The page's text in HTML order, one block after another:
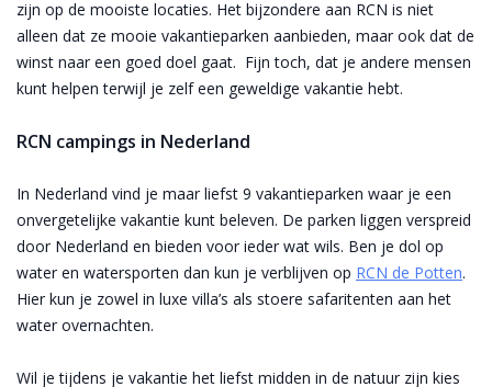
zijn op de mooiste locaties. Het bijzondere aan RCN is niet
alleen dat ze mooie vakantieparken aanbieden, maar ook dat de
winst naar een goed doel gaat. Fijn toch, dat je andere mensen
kunt helpen terwijl je zelf een geweldige vakantie hebt.
RCN campings in Nederland
In Nederland vind je maar liefst 9 vakantieparken waar je een
onvergetelijke vakantie kunt beleven. De parken liggen verspreid
door Nederland en bieden voor ieder wat wils. Ben je dol op
water en watersporten dan kun je verblijven op RCN de Potten.
Hier kun je zowel in luxe villa’s als stoere safaritenten aan het
water overnachten.
Wil je tijdens je vakantie het liefst midden in de natuur zijn kies